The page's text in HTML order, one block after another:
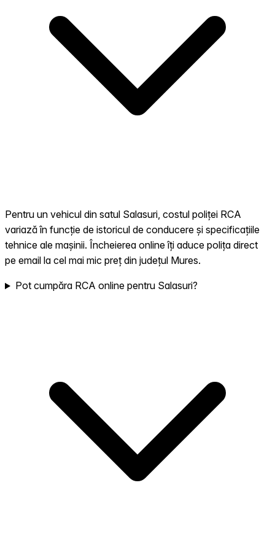
Pentru un vehicul din satul Salasuri, costul poliței RCA
variază în funcție de istoricul de conducere și specificațiile
tehnice ale mașinii. Încheierea online îți aduce polița direct
pe email la cel mai mic preț din județul Mures.
Pot cumpăra RCA online pentru Salasuri?